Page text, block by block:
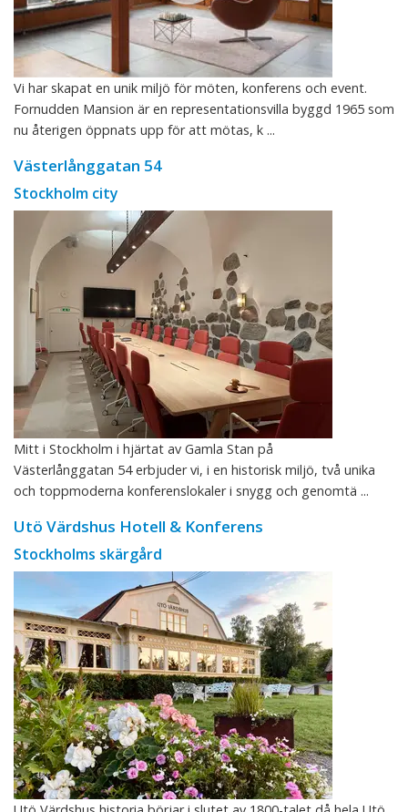
Vi har skapat en unik miljö för möten, konferens och event.
Fornudden Mansion är en representationsvilla byggd 1965 som
nu återigen öppnats upp för att mötas, k ...
Västerlånggatan 54
Stockholm city
Mitt i Stockholm i hjärtat av Gamla Stan på
Västerlånggatan 54 erbjuder vi, i en historisk miljö, två unika
och toppmoderna konferenslokaler i snygg och genomtä ...
Utö Värdshus Hotell & Konferens
Stockholms skärgård